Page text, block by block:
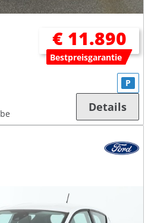
€ 11.890
Bestpreisgarantie
P
Details